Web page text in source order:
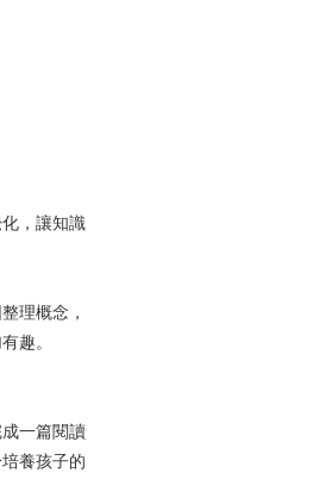
，讓知識
理概念，
趣。
一篇閱讀
養孩子的